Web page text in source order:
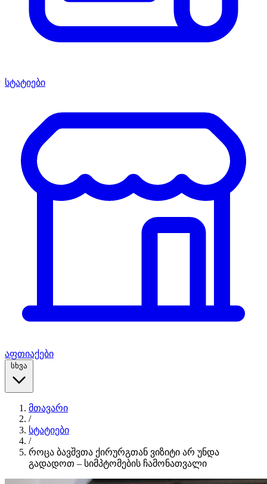
სტატიები
აფთიაქები
სხვა
მთავარი
/
სტატიები
/
როცა ბავშვთა ქირურგთან ვიზიტი არ უნდა
გადადოთ – სიმპტომების ჩამონათვალი